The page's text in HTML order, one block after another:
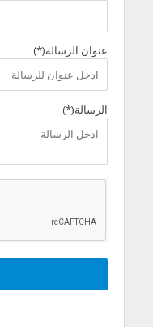
عنوان الرسالة(*)
الرسالة(*)